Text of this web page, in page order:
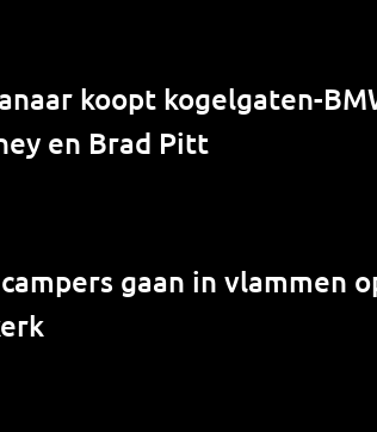
koopt kogelgaten-
en Brad Pitt
gaan in vlammen